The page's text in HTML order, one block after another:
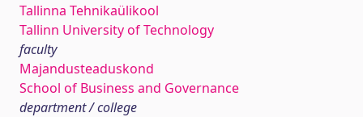
Tallinna Tehnikaülikool
Tallinn University of Technology
faculty
Majandusteaduskond
School of Business and Governance
department / college